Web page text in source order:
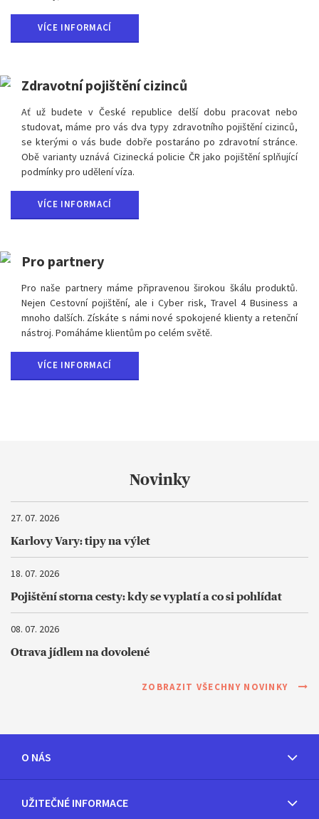
VÍCE INFORMACÍ
Zdravotní pojištění cizinců
Ať už budete v České republice delší dobu pracovat nebo
studovat, máme pro vás dva typy zdravotního pojištění cizinců,
se kterými o vás bude dobře postaráno po zdravotní stránce.
Obě varianty uznává Cizinecká policie ČR jako pojištění splňující
podmínky pro udělení víza.
VÍCE INFORMACÍ
Pro partnery
Pro naše partnery máme připravenou širokou škálu produktů.
Nejen Cestovní pojištění, ale i Cyber risk, Travel 4 Business a
mnoho dalších. Získáte s námi nové spokojené klienty a retenční
nástroj. Pomáháme klientům po celém světě.
VÍCE INFORMACÍ
Novinky
27. 07. 2026
Karlovy Vary: tipy na výlet
18. 07. 2026
Pojištění storna cesty: kdy se vyplatí a co si pohlídat
08. 07. 2026
Otrava jídlem na dovolené
ZOBRAZIT VŠECHNY NOVINKY
O NÁS
UŽITEČNÉ INFORMACE